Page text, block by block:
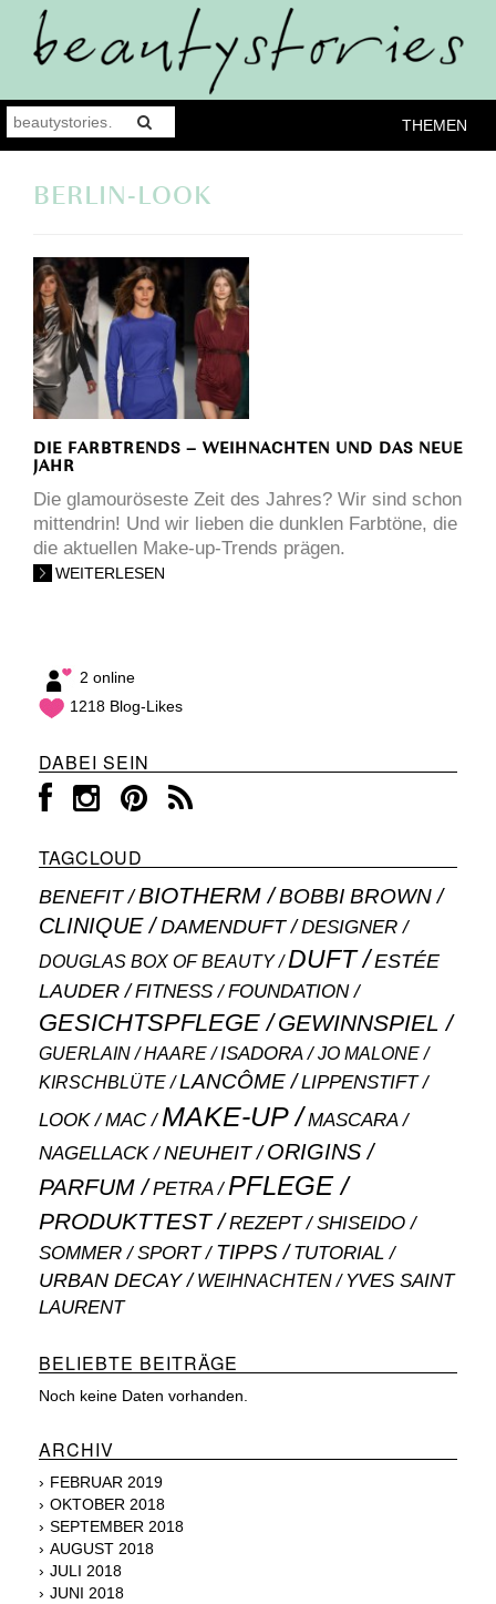
THEMEN
BERLIN-LOOK
DIE FARBTRENDS – WEIHNACHTEN UND DAS NEUE
JAHR
Die glamouröseste Zeit des Jahres? Wir sind schon
mittendrin! Und wir lieben die dunklen Farbtöne, die
die aktuellen Make-up-Trends prägen.
WEITERLESEN
2 online
1218 Blog-Likes
DABEI SEIN
TAGCLOUD
BENEFIT BIOTHERM BOBBI BROWN
CLINIQUE DAMENDUFT DESIGNER
DOUGLAS BOX OF BEAUTY DUFT
ESTÉE
LAUDER
FITNESS FOUNDATION
GESICHTSPFLEGE GEWINNSPIEL
GUERLAIN HAARE ISADORA JO MALONE
KIRSCHBLÜTE LANCÔME LIPPENSTIFT
LOOK MAC MAKE-UP MASCARA
NAGELLACK NEUHEIT ORIGINS
PARFUM PETRA PFLEGE
PRODUKTTEST REZEPT SHISEIDO
SOMMER SPORT TIPPS TUTORIAL
URBAN DECAY WEIHNACHTEN
YVES SAINT
LAURENT
BELIEBTE BEITRÄGE
Noch keine Daten vorhanden.
ARCHIV
FEBRUAR 2019
OKTOBER 2018
SEPTEMBER 2018
AUGUST 2018
JULI 2018
JUNI 2018